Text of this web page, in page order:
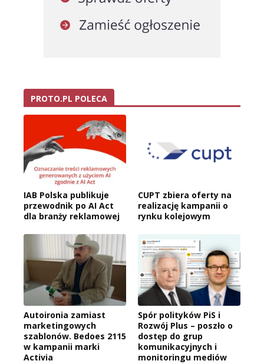
PROTO.PL POLECA
IAB Polska publikuje
przewodnik po AI Act
dla branży reklamowej
CUPT zbiera oferty na
realizację kampanii o
rynku kolejowym
Autoironia zamiast
marketingowych
szablonów. Bedoes 2115
w kampanii marki
Activia
Spór polityków PiS i
Rozwój Plus – poszło o
dostęp do grup
komunikacyjnych i
monitoringu mediów